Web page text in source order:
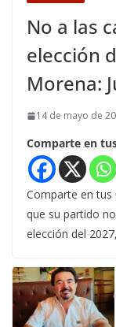
No a las
elección
Morena:
14 de mayo de
Comparte en
Comparte en tus
que su partido
elección del